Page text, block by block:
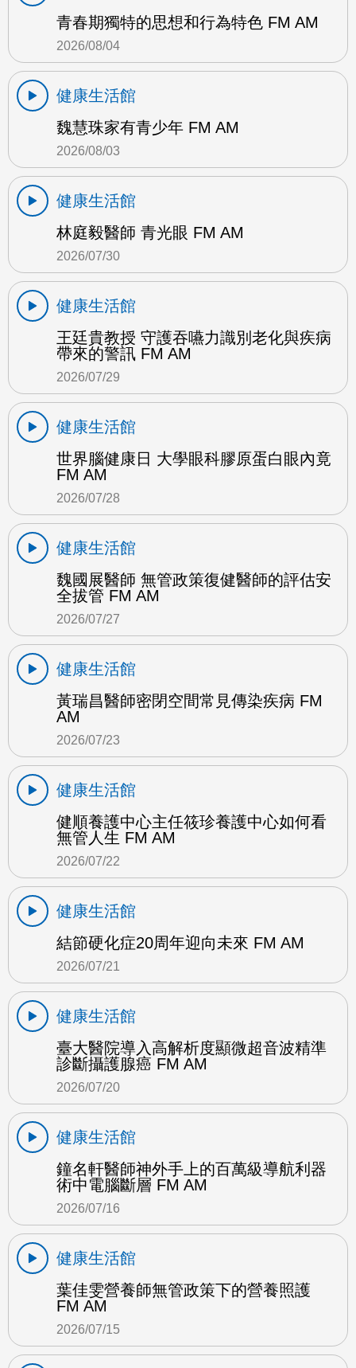
青春期獨特的思想和行為特色 FM AM
2026/08/04
健康生活館
魏慧珠家有青少年 FM AM
2026/08/03
健康生活館
林庭毅醫師 青光眼 FM AM
2026/07/30
健康生活館
王廷貴教授 守護吞嚥力識別老化與疾病
帶來的警訊 FM AM
2026/07/29
健康生活館
世界腦健康日 大學眼科膠原蛋白眼內竟
FM AM
2026/07/28
健康生活館
魏國展醫師 無管政策復健醫師的評估安
全拔管 FM AM
2026/07/27
健康生活館
黃瑞昌醫師密閉空間常見傳染疾病 FM
AM
2026/07/23
健康生活館
健順養護中心主任筱珍養護中心如何看
無管人生 FM AM
2026/07/22
健康生活館
結節硬化症20周年迎向未來 FM AM
2026/07/21
健康生活館
臺大醫院導入高解析度顯微超音波精準
診斷攝護腺癌 FM AM
2026/07/20
健康生活館
鐘名軒醫師神外手上的百萬級導航利器
術中電腦斷層 FM AM
2026/07/16
健康生活館
葉佳雯營養師無管政策下的營養照護
FM AM
2026/07/15